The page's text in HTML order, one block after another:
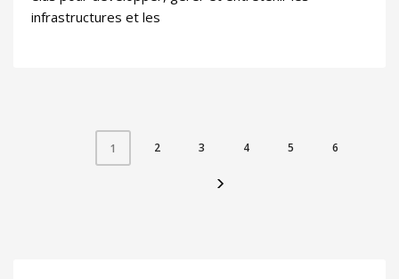
infrastructures et les
1 2 3 4 5 6